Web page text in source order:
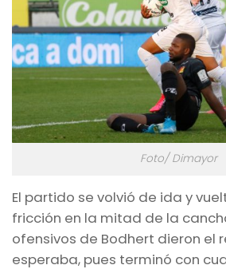
Foto/ Dimayor
El partido se volvió de ida y
fricción en la mitad de la
ofensivos de Bodhert dieron el
esperaba, pues terminó con